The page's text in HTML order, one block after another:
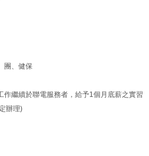
團、健保
作繼續於聯電服務者，給予1個月底薪之實習
辦理)